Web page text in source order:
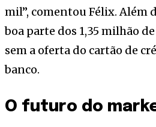
mil”, comentou Félix. Além
boa parte dos 1,35 milhão
sem a oferta do cartão de
banco.
O futuro do